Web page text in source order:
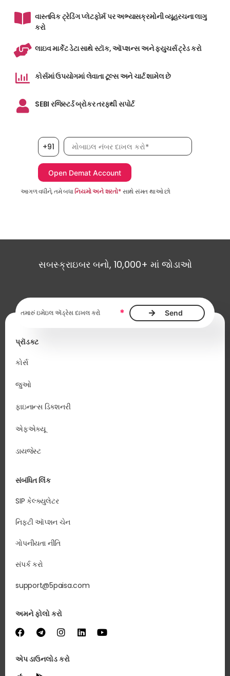
વાસ્તવિક ટ્રેડિંગ પ્લેટફોર્મ પર અભ્યાસક્રમોની વ્યૂહરચના લાગુ
કરો
લાઇવ માર્કેટ ડેટા સાથે સ્ટૉક, ઑપ્શન્સ અને ફ્યુચર્સ ટ્રેડ કરો
કોર્સમાં ઉપયોગમાં લેવાતા ટૂલ્સ અને ચાર્ટ શામેલ છે
SEBI રજિસ્ટર્ડ બ્રોકર તરફથી સપોર્ટ
+91 મોબાઇલ નંબર, જરૂરી છે
આગળ વધીને, તમે બધાનિયમો અને શરતો*સાથે સંમત થાઓ છો
સબસ્ક્રાઇબર બનો, 10,000+ માં જોડાઓ
ઇમેઇલ ઍડ્રેસ આવશ્યક છે *
પ્રૉડક્ટ
કોર્સ
જુઓ
ફાઇનાન્સ ડિક્શનરી
એફએક્યૂ
ડાયજેસ્ટ
સંબંધિત લિંક
SIP કેલ્ક્યુલેટર
નિફ્ટી ઑપ્શન ચેન
ગોપનીયતા નીતિ
સંપર્ક કરો
support@5paisa.com
અમને ફોલો કરો
એપ ડાઉનલોડ કરો